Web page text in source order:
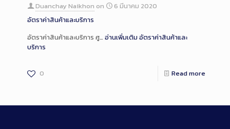
Duanchay Naikhon on
6 มีนาคม 2020
อัตราค่าสินค้าและบริการ
อัตราค่าสินค้าและบริการ ศู… อ่านเพิ่มเติมอัตราค่าสินค้าและ
บริการ
0 Read more